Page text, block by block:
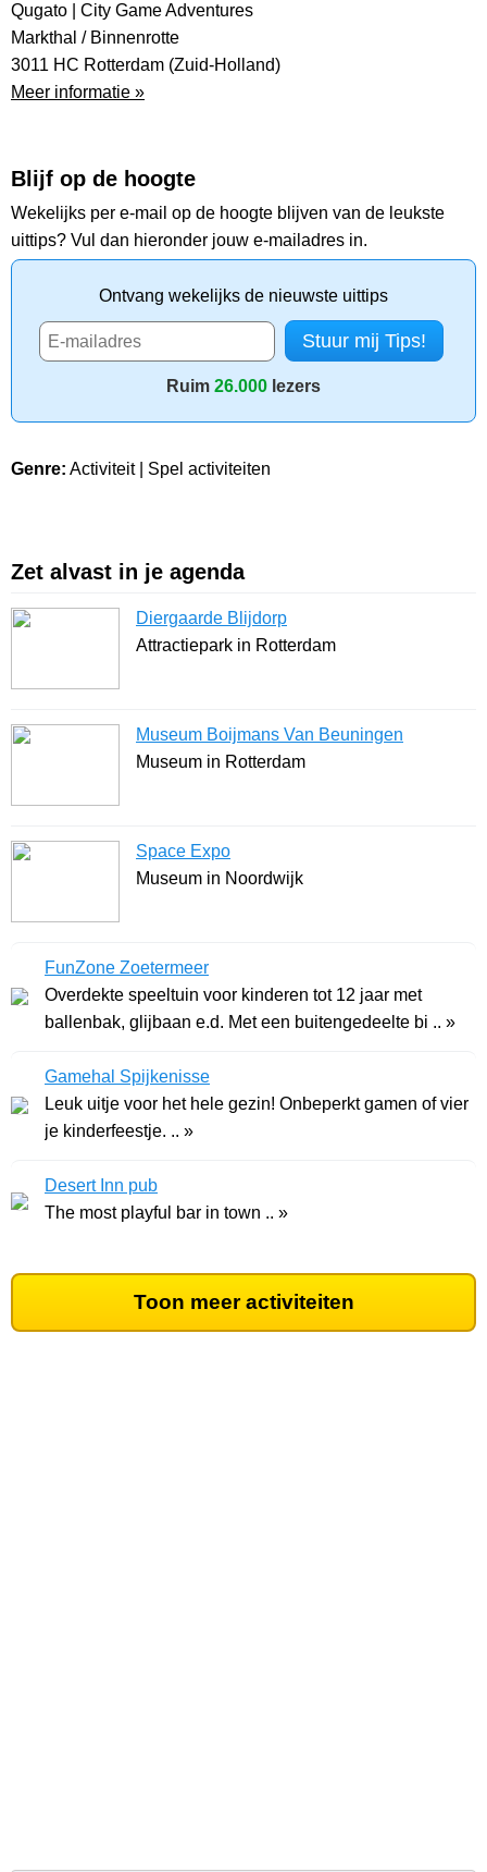
Qugato | City Game Adventures
Markthal / Binnenrotte
3011 HC Rotterdam (Zuid-Holland)
Meer informatie »
Blijf op de hoogte
Wekelijks per e-mail op de hoogte blijven van de leukste
uittips? Vul dan hieronder jouw e-mailadres in.
Ontvang wekelijks de nieuwste uittips
Ruim 26.000 lezers
Genre: Activiteit | Spel activiteiten
Zet alvast in je agenda
Diergaarde Blijdorp
Attractiepark in Rotterdam
Museum Boijmans Van Beuningen
Museum in Rotterdam
Space Expo
Museum in Noordwijk
FunZone Zoetermeer
Overdekte speeltuin voor kinderen tot 12 jaar met
ballenbak, glijbaan e.d. Met een buitengedeelte bi .. »
Gamehal Spijkenisse
Leuk uitje voor het hele gezin! Onbeperkt gamen of vier
je kinderfeestje. .. »
Desert Inn pub
The most playful bar in town .. »
Toon meer activiteiten